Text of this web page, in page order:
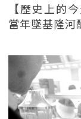
【歷史上的
當年墜基隆河